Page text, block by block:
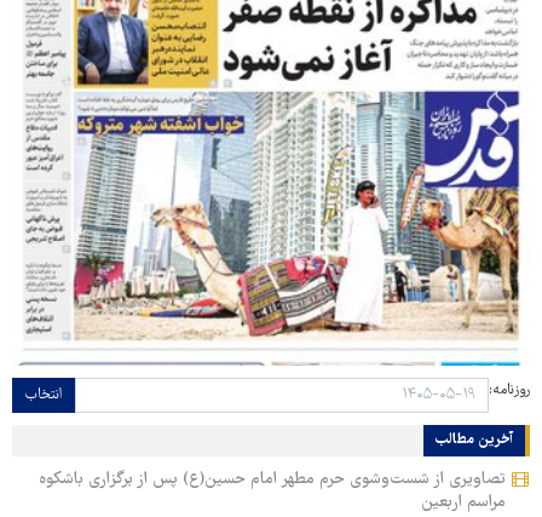
روزنامه: انتخاب
آخرین مطالب
تصاویری از شست‌وشوی حرم مطهر امام حسین(ع) پس از برگزاری باشکوه
مراسم اربعین